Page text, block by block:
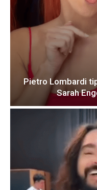
Pietro Lombardi
Sarah